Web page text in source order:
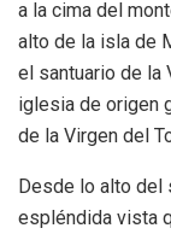
a la cima del
alto de la isla de
el santuario de la
iglesia de origen
de la Virgen del
Desde lo alto del
espléndida vista